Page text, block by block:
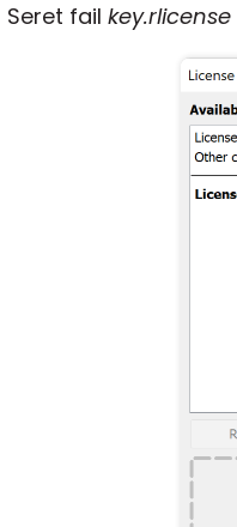
Seret fail key.rlicense